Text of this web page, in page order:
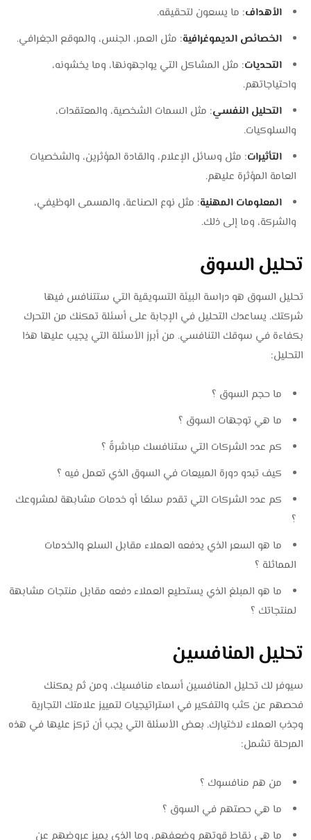
الأهداف: ما يسعون لتحقيقه.
الخصائص الديموغرافية: مثل العمر، الجنس، والموقع الجغرافي.
التحديات: مثل المشاكل التي يواجهونها، وما يخشونه،
واحتياجاتهم.
التحليل النفسي: مثل السمات الشخصية، والمعتقدات،
والسلوكيات.
التأثيرات: مثل وسائل الإعلام، والقادة المؤثرين، والشخصيات
العامة المؤثرة عليهم.
المعلومات المهنية: مثل نوع الصناعة، والمسمى الوظيفي،
والشركة، وما إلى ذلك.
تحليل السوق
تحليل السوق هو دراسة البيئة التسويقية التي ستتنافس فيها
شركتك. يساعدك التحليل في الإجابة على أسئلة تمكنك من التحرك
بكفاءة في سوقك التنافسي. من أبرز الأسئلة التي يجيب عليها هذا
التحليل:
ما حجم السوق ؟
ما هي توجهات السوق ؟
كم عدد الشركات التي ستنافسك مباشرةً ؟
كيف تبدو دورة المبيعات في السوق الذي تعمل فيه ؟
كم عدد الشركات التي تقدم سلعًا أو خدمات مشابهة لمشروعك
؟
ما هو السعر الذي يدفعه العملاء مقابل السلع والخدمات
المماثلة ؟
ما هو المبلغ الذي يستطيع العملاء دفعه مقابل منتجات مشابهة
لمنتجاتك ؟
تحليل المنافسين
سيوفر لك تحليل المنافسين أسماء منافسيك، ومن ثم يمكنك
فحصهم عن كثب والتفكير في استراتيجيات لتمييز علامتك التجارية
وجذب العملاء لاختيارك. بعض الأسئلة التي يجب أن تركز عليها في هذه
المرحلة تشمل:
من هم منافسوك ؟
ما هي حصتهم في السوق ؟
ما هي نقاط قوتهم وضعفهم، وما الذي يميز عروضهم عن